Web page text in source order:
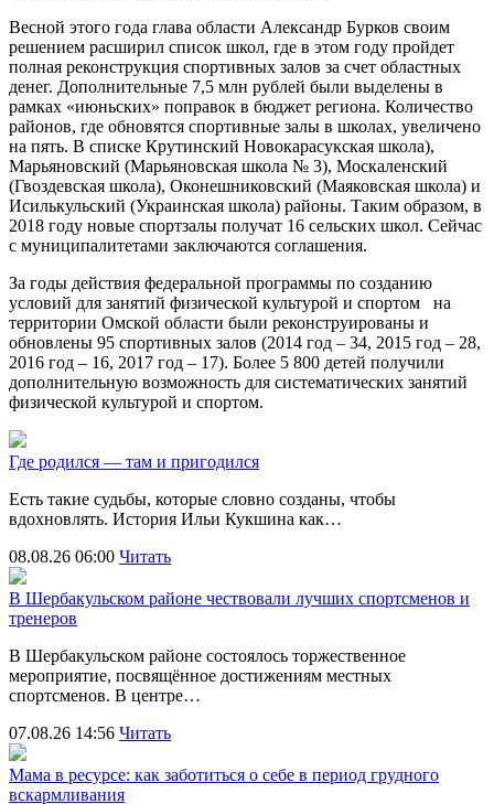
Весной этого года глава области Александр Бурков своим
решением расширил список школ, где в этом году пройдет
полная реконструкция спортивных залов за счет областных
денег. Дополнительные 7,5 млн рублей были выделены в
рамках «июньских» поправок в бюджет региона. Количество
районов, где обновятся спортивные залы в школах, увеличено
на пять. В списке Крутинский Новокарасукская школа),
Марьяновский (Марьяновская школа № 3), Москаленский
(Гвоздевская школа), Оконешниковский (Маяковская школа) и
Исилькульский (Украинская школа) районы. Таким образом, в
2018 году новые спортзалы получат 16 сельских школ. Сейчас
с муниципалитетами заключаются соглашения.
За годы действия федеральной программы по созданию
условий для занятий физической культурой и спортом на
территории Омской области были реконструированы и
обновлены 95 спортивных залов (2014 год – 34, 2015 год – 28,
2016 год – 16, 2017 год – 17). Более 5 800 детей получили
дополнительную возможность для систематических занятий
физической культурой и спортом.
Где родился — там и пригодился
Есть такие судьбы, которые словно созданы, чтобы
вдохновлять. История Ильи Кукшина как…
08.08.26 06:00 Читать
В Шербакульском районе чествовали лучших спортсменов и
тренеров
В Шербакульском районе состоялось торжественное
мероприятие, посвящённое достижениям местных
спортсменов. В центре…
07.08.26 14:56 Читать
Мама в ресурсе: как заботиться о себе в период грудного
вскармливания